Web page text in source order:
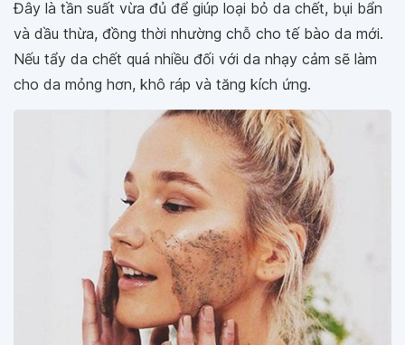
Đây là tần suất vừa đủ để giúp loại bỏ da chết, bụi bẩn
và dầu thừa, đồng thời nhường chỗ cho tế bào da mới.
Nếu tẩy da chết quá nhiều đối với da nhạy cảm sẽ làm
cho da mỏng hơn, khô ráp và tăng kích ứng.